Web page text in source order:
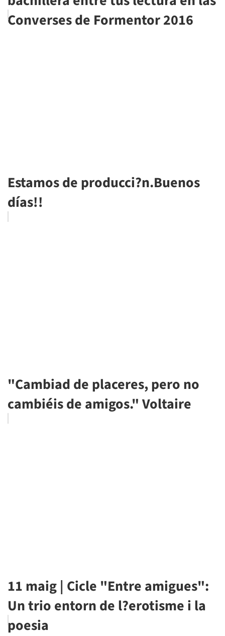
Converses de Formentor 2016
Estamos de producci?n.Buenos
días!!
"Cambiad de placeres, pero no
cambiéis de amigos." Voltaire
11 maig | Cicle "Entre amigues":
Un trio entorn de l?erotisme i la
poesia